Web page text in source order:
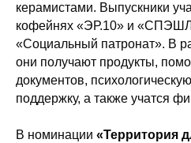
керамистами. Выпускники
кофейнях «ЭР.10» и
«Социальный патронат». В
они получают продукты,
документов,
поддержку, а также учатся
В номинации «Территория